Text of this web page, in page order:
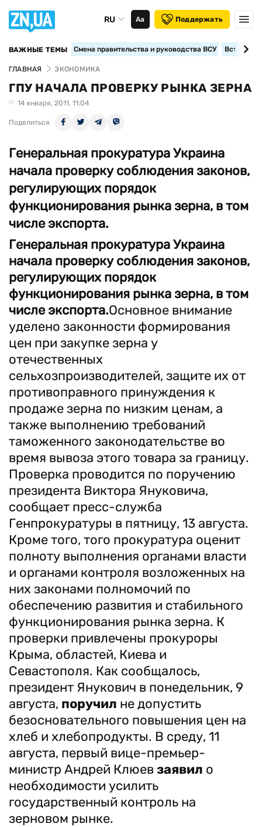
RU Аа Поддержать
ВАЖНЫЕ ТЕМЫ Смена правительства и руководства ВСУ
ГЛАВНАЯ ЭКОНОМИКА
ГПУ НАЧАЛА ПРОВЕРКУ РЫНКА ЗЕРНА
14 января, 2011, 11:04
Поделиться
Генеральная прокуратура Украина
начала проверку соблюдения законов,
регулирующих порядок
функционирования рынка зерна, в том
числе экспорта.
Генеральная прокуратура Украина
начала проверку соблюдения законов,
регулирующих порядок
функционирования рынка зерна, в том
числе экспорта.Основное внимание
уделено законности формирования
цен при закупке зерна у
отечественных
сельхозпроизводителей, защите их от
противоправного принуждения к
продаже зерна по низким ценам, а
также выполнению требований
таможенного законодательстве во
время вывоза этого товара за границу.
Проверка проводится по поручению
президента Виктора Януковича,
сообщает пресс-служба
Генпрокуратуры в пятницу, 13 августа.
Кроме того, того прокуратура оценит
полноту выполнения органами власти
и органами контроля возложенных на
них законами полномочий по
обеспечению развития и стабильного
функционирования рынка зерна. К
проверки привлечены прокуроры
Крыма, областей, Киева и
Севастополя. Как сообщалось,
президент Янукович в понедельник, 9
августа, поручил не допустить
безосновательного повышения цен на
хлеб и хлебопродукты. В среду, 11
августа, первый вице-премьер-
министр Андрей Клюев заявил о
необходимости усилить
государственный контроль на
зерновом рынке.